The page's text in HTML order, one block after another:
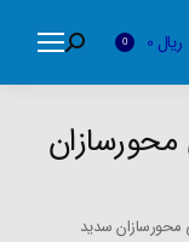
ریال 0
Search:
سدید